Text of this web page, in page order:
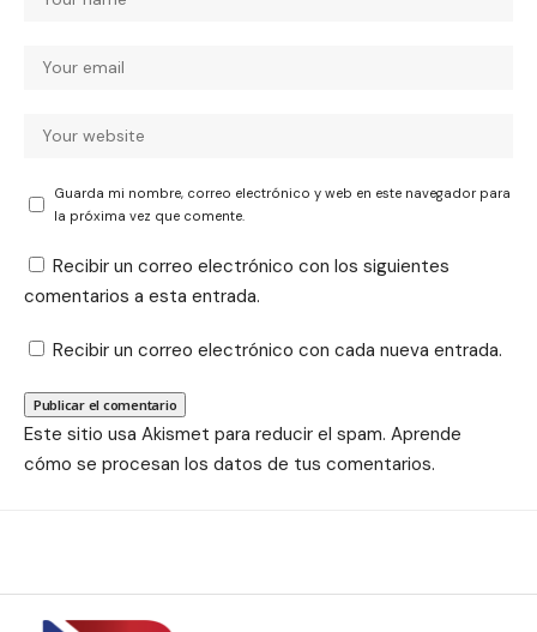
Guarda mi nombre, correo electrónico y web en este navegador para
la próxima vez que comente.
Recibir un correo electrónico con los siguientes
comentarios a esta entrada.
Recibir un correo electrónico con cada nueva entrada.
Este sitio usa Akismet para reducir el spam. Aprende
cómo se procesan los datos de tus comentarios.